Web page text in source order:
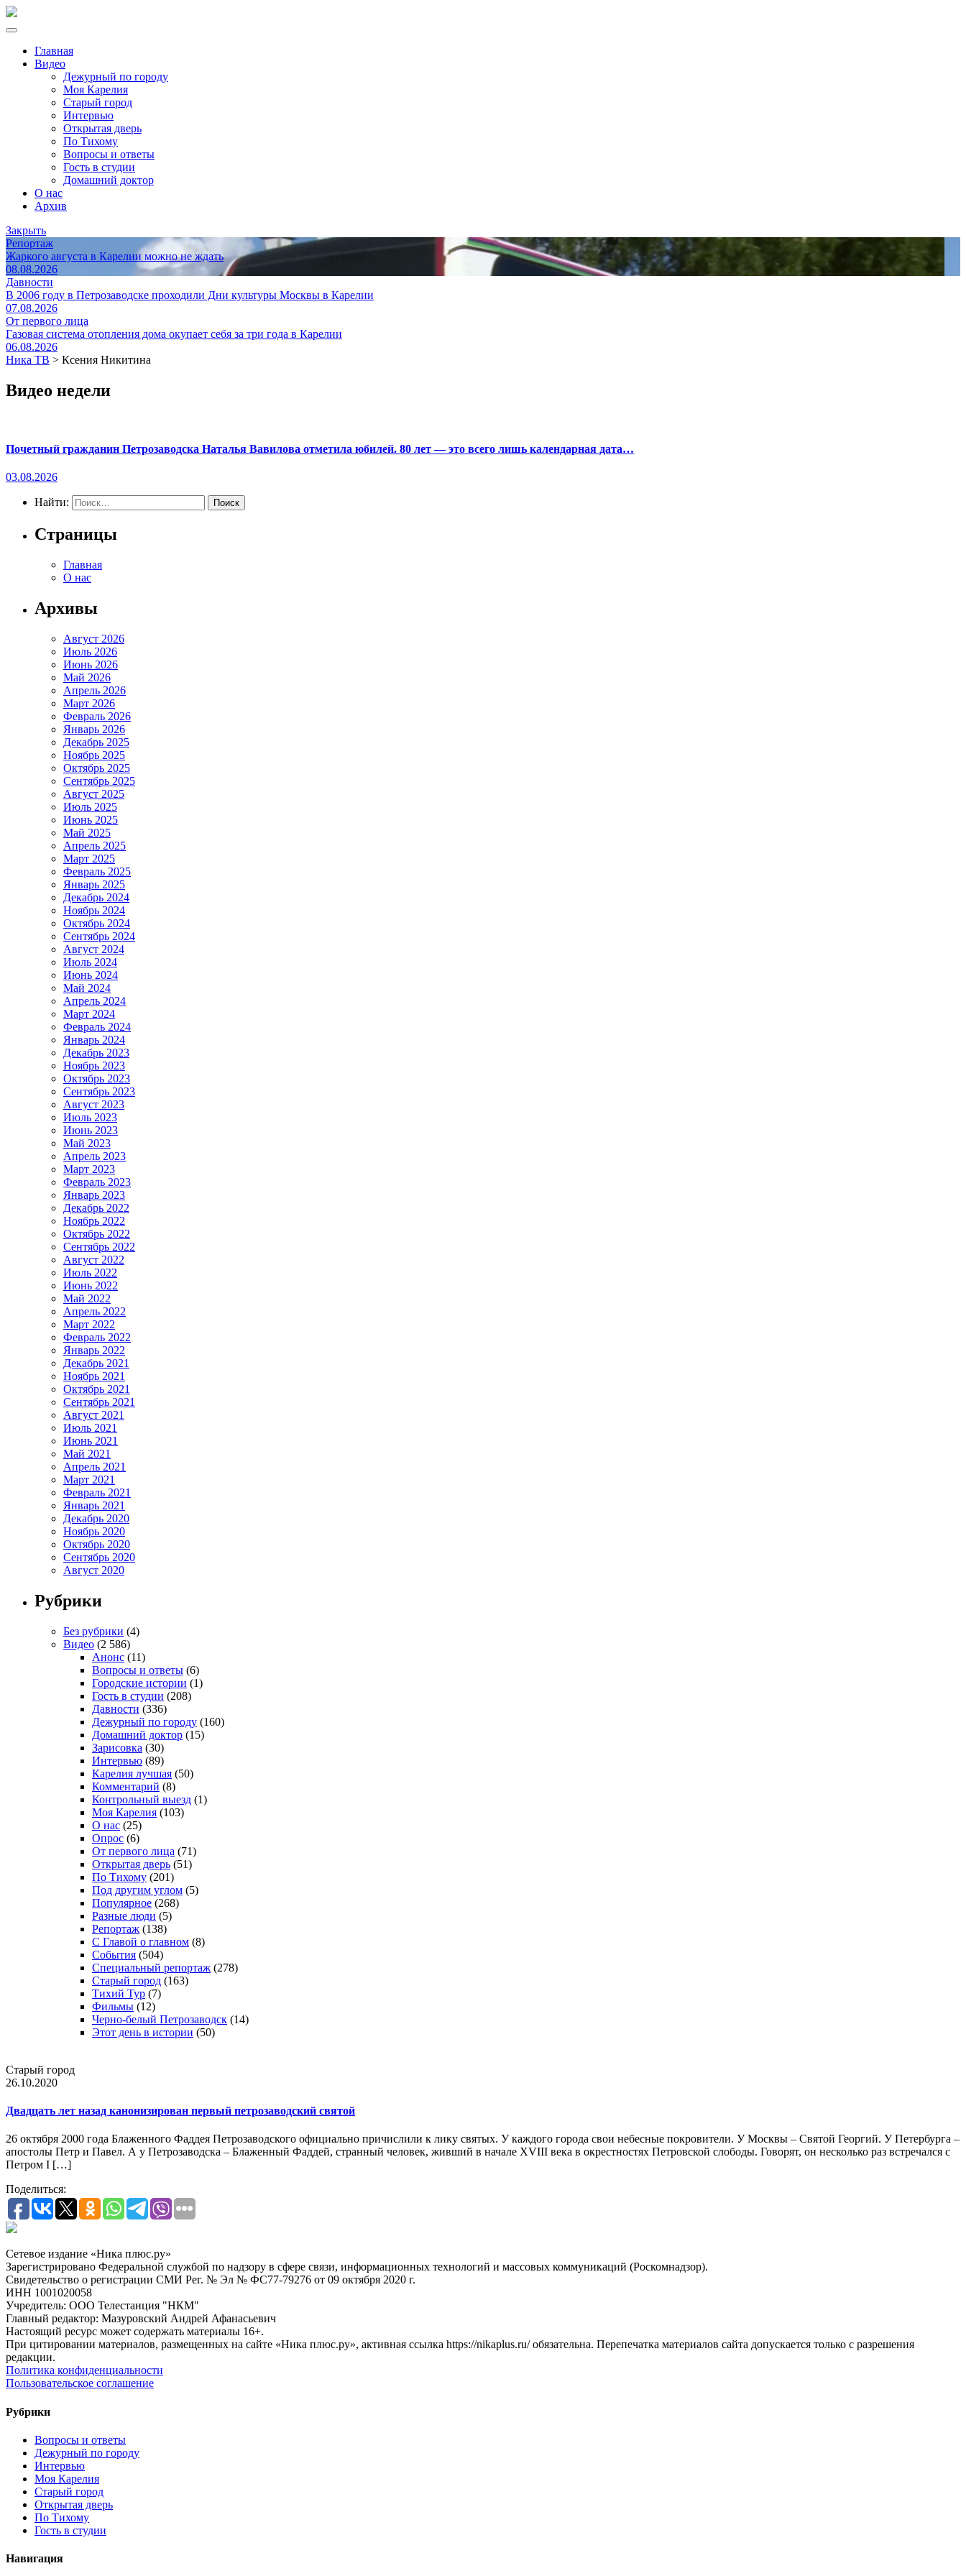
Главная
Видео
Дежурный по городу
Моя Карелия
Старый город
Интервью
Открытая дверь
По Тихому
Вопросы и ответы
Гость в студии
Домашний доктор
О нас
Архив
Закрыть
Репортаж
Жаркого августа в Карелии можно не ждать
08.08.2026
Давности
В 2006 году в Петрозаводске проходили Дни культуры Москвы в Карелии
07.08.2026
От первого лица
Газовая система отопления дома окупает себя за три года в Карелии
06.08.2026
Ника ТВ > Ксения Никитина
Видео недели
Почетный гражданин Петрозаводска Наталья Вавилова отметила юбилей. 80 лет — это всего лишь календарная дата…
03.08.2026
Найти:
Страницы
Главная
О нас
Архивы
Август 2026
Июль 2026
Июнь 2026
Май 2026
Апрель 2026
Март 2026
Февраль 2026
Январь 2026
Декабрь 2025
Ноябрь 2025
Октябрь 2025
Сентябрь 2025
Август 2025
Июль 2025
Июнь 2025
Май 2025
Апрель 2025
Март 2025
Февраль 2025
Январь 2025
Декабрь 2024
Ноябрь 2024
Октябрь 2024
Сентябрь 2024
Август 2024
Июль 2024
Июнь 2024
Май 2024
Апрель 2024
Март 2024
Февраль 2024
Январь 2024
Декабрь 2023
Ноябрь 2023
Октябрь 2023
Сентябрь 2023
Август 2023
Июль 2023
Июнь 2023
Май 2023
Апрель 2023
Март 2023
Февраль 2023
Январь 2023
Декабрь 2022
Ноябрь 2022
Октябрь 2022
Сентябрь 2022
Август 2022
Июль 2022
Июнь 2022
Май 2022
Апрель 2022
Март 2022
Февраль 2022
Январь 2022
Декабрь 2021
Ноябрь 2021
Октябрь 2021
Сентябрь 2021
Август 2021
Июль 2021
Июнь 2021
Май 2021
Апрель 2021
Март 2021
Февраль 2021
Январь 2021
Декабрь 2020
Ноябрь 2020
Октябрь 2020
Сентябрь 2020
Август 2020
Рубрики
Без рубрики (4)
Видео (2 586)
Анонс (11)
Вопросы и ответы (6)
Городские истории (1)
Гость в студии (208)
Давности (336)
Дежурный по городу (160)
Домашний доктор (15)
Зарисовка (30)
Интервью (89)
Карелия лучшая (50)
Комментарий (8)
Контрольный выезд (1)
Моя Карелия (103)
О нас (25)
Опрос (6)
От первого лица (71)
Открытая дверь (51)
По Тихому (201)
Под другим углом (5)
Популярное (268)
Разные люди (5)
Репортаж (138)
С Главой о главном (8)
События (504)
Специальный репортаж (278)
Старый город (163)
Тихий Тур (7)
Фильмы (12)
Черно-белый Петрозаводск (14)
Этот день в истории (50)
Старый город
26.10.2020
Двадцать лет назад канонизирован первый петрозаводский святой
26 октября 2000 года Блаженного Фаддея Петрозаводского официально причислили к лику святых. У каждого города свои небесные покровители. У Москвы – Святой Георгий. У Петербурга –
апостолы Петр и Павел. А у Петрозаводска – Блаженный Фаддей, странный человек, живший в начале XVIII века в окрестностях Петровской слободы. Говорят, он несколько раз встречался с
Петром I […]
Поделиться:
Сетевое издание «Ника плюс.ру»
Зарегистрировано Федеральной службой по надзору в сфере связи, информационных технологий и массовых коммуникаций (Роскомнадзор).
Свидетельство о регистрации СМИ Рег. № Эл № ФС77-79276 от 09 октября 2020 г.
ИНН 1001020058
Учредитель: ООО Телестанция "НКМ"
Главный редактор: Мазуровский Андрей Афанасьевич
Настоящий ресурс может содержать материалы 16+.
При цитировании материалов, размещенных на сайте «Ника плюс.ру», активная ссылка https://nikaplus.ru/ обязательна. Перепечатка материалов сайта допускается только с разрешения
редакции.
Политика конфиденциальности
Пользовательское соглашение
Рубрики
Вопросы и ответы
Дежурный по городу
Интервью
Моя Карелия
Старый город
Открытая дверь
По Тихому
Гость в студии
Навигация